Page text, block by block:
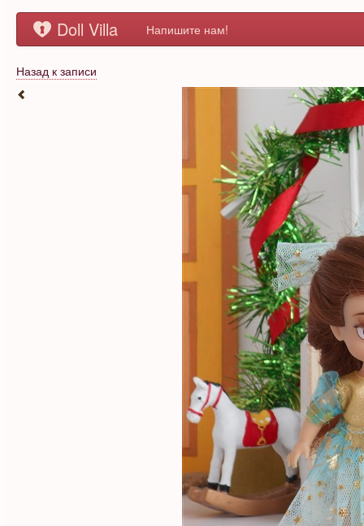
Doll Villa Напишите нам!
Назад к записи